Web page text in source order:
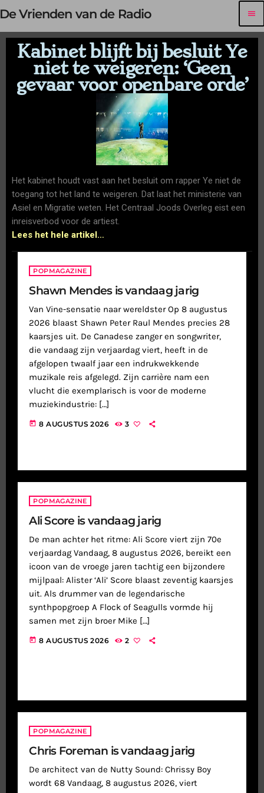
De Vrienden van de Radio menu
Kabinet blijft bij besluit Ye
niet te weigeren: ‘Geen
gevaar voor openbare orde’
Het kabinet houdt vast aan het besluit om rapper Ye niet de
toegang tot het land te weigeren. Dat laat het ministerie van
Asiel en Migratie weten. Het Centraal Joods Overleg eist een
inreisverbod voor de artiest.
Lees het hele artikel…
POPMAGAZINE
Shawn Mendes is vandaag jarig
Van Vine-sensatie naar wereldster Op 8 augustus
2026 blaast Shawn Peter Raul Mendes precies 28
kaarsjes uit. De Canadese zanger en songwriter,
die vandaag zijn verjaardag viert, heeft in de
afgelopen twaalf jaar een indrukwekkende
muzikale reis afgelegd. Zijn carrière nam een
vlucht die exemplarisch is voor de moderne
muziekindustrie: […]
today 8 AUGUSTUS 2026 3
POPMAGAZINE
Ali Score is vandaag jarig
De man achter het ritme: Ali Score viert zijn 70e
verjaardag Vandaag, 8 augustus 2026, bereikt een
icoon van de vroege jaren tachtig een bijzondere
mijlpaal: Alister ‘Ali’ Score blaast zeventig kaarsjes
uit. Als drummer van de legendarische
synthpopgroep A Flock of Seagulls vormde hij
samen met zijn broer Mike […]
today 8 AUGUSTUS 2026 2
POPMAGAZINE
Chris Foreman is vandaag jarig
De architect van de Nutty Sound: Chrissy Boy
wordt 68 Vandaag, 8 augustus 2026, viert